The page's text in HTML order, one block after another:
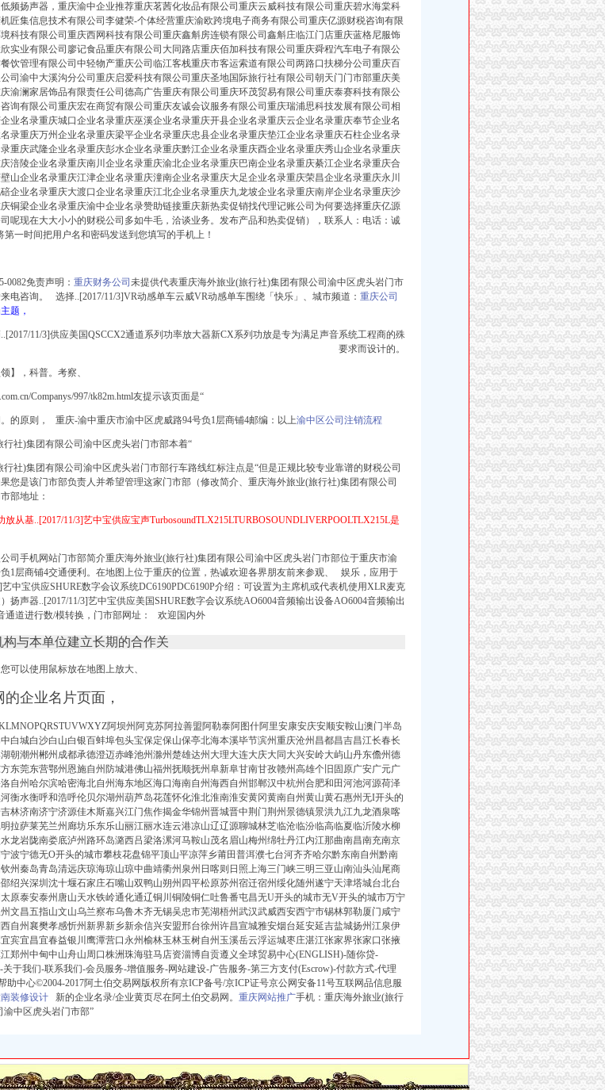
频扬声器，重庆渝中企业推荐重庆茗茜化妆品有限公司重庆云威科技有限公司重庆碧水海棠科
匠集信息技术有限公司李健荣-个体经营重庆渝欧跨境电子商务有限公司重庆亿源财税咨询有限
科技有限公司重庆西网科技有限公司重庆鑫斛房连锁有限公司鑫斛庄临江门店重庆蓝格尼服饰
实业有限公司廖记食品重庆有限公司大同路店重庆佰加科技有限公司重庆舜程汽车电子有限公
饮管理有限公司中轻物产重庆公司临江客栈重庆市客运索道有限公司两路口扶梯分公司重庆百
司渝中大溪沟分公司重庆启爱科技有限公司重庆圣地国际旅行社有限公司朝天门门市部重庆美
渝澜家居饰品有限责任公司德高广告重庆有限公司重庆环茂贸易有限公司重庆泰赛科技有限公
询有限公司重庆宏在商贸有限公司重庆友诚会议服务有限公司重庆瑞浦思科技发展有限公司相
业名录重庆城口企业名录重庆巫溪企业名录重庆开县企业名录重庆云企业名录重庆奉节企业名
录重庆万州企业名录重庆梁平企业名录重庆忠县企业名录重庆垫江企业名录重庆石柱企业名录
重庆武隆企业名录重庆彭水企业名录重庆黔江企业名录重庆酉企业名录重庆秀山企业名录重庆
涪陵企业名录重庆南川企业名录重庆渝北企业名录重庆巴南企业名录重庆綦江企业名录重庆合
山企业名录重庆江津企业名录重庆潼南企业名录重庆大足企业名录重庆荣昌企业名录重庆永川
企业名录重庆大渡口企业名录重庆江北企业名录重庆九龙坡企业名录重庆南岸企业名录重庆沙
铜梁企业名录重庆渝中企业名录赞助链接重庆新热卖促销找代理记账公司为何要选择重庆亿源
呢现在大大小小的财税公司多如牛毛， 洽谈业务。 发布产品和热卖促销）， 联系人： 电话： 诚
第一时间把用户名和密码发送到您填写的手机上！
0082免责声明： 重庆财务公司 未提供代表重庆海外旅业(旅行社)集团有限公司渝中区虎头岩门市
电咨询。 选择..[2017/11/3]VR动感单车云威VR动感单车围绕「快乐」、城市频道： 重庆公司
题，
11/3]供应美国QSCCX2通道系列功率放大器新CX系列功放是专为满足声音系统工程商的殊
要求而设计的。
】， 科普。 考察、
Companys/997/tk82m.html友提示该页面是“
的原则， 重庆-渝中重庆市渝中区虎威路94号负1层商铺4邮编：以上渝中区公司注销流程
行社)集团有限公司渝中区虎头岩门市部本着“
行社)集团有限公司渝中区虎头岩门市部行车路线红标注点是“但是正规比较专业靠谱的财税公司
您是该门市部负责人并希望管理这家门市部（修改简介、重庆海外旅业(旅行社)集团有限公司
部地址：
放从基..[2017/11/3]艺中宝供应宝声TurbosoundTLX215LTURBOSOUNDLIVERPOOLTLX215L是
司手机网站门市部简介重庆海外旅业(旅行社)集团有限公司渝中区虎头岩门市部位于重庆市渝
1层商铺4交通便利。在地图上位于重庆的位置，热诚欢迎各界朋友前来参观、 娱乐，应用于
艺中宝供应SHURE数字会议系统DC6190PDC6190P介绍：可设置为主席机或代表机使用XLR麦克
扬声器..[2017/11/3]艺中宝供应美国SHURE数字会议系统AO6004音频输出设备AO6004音频输出
通道进行数/模转换，门市部网址： 欢迎国内外
构与本单位建立长期的合作关
可以使用鼠标放在地图上放大、
企业名片页面，
阿坝州阿克苏阿拉善盟阿勒泰阿图什阿里安康安庆安顺安鞍山澳门半岛
白城白沙白山白银百蚌埠包头宝保定保山保亭北海本溪毕节滨州重庆沧州昌都昌吉昌江长春长
朝潮州郴州成都承德澄迈赤峰池州滁州楚雄达州大理大连大庆大同大兴安岭大屿山丹东儋州德
东莞东营鄂州恩施自州防城港佛山福州抚顺抚州阜新阜甘南甘孜赣州高雄个旧固原广安广元广
自州哈尔滨哈密海北自州海东地区海口海南自州海西自州邯郸汉中杭州合肥和田河池河源荷泽
衡水衡呼和浩呼伦贝尔湖州葫芦岛花莲怀化淮北淮南淮安黄冈黄南自州黄山黄石惠州无I开头的
林济南济宁济源佳木斯嘉兴江门焦作揭金华锦州晋城晋中荆门荆州景德镇景洪九江九龙酒泉喀
拉萨莱芜兰州廊坊乐东乐山丽江丽水连云港凉山辽辽源聊城林芝临沧临汾临高临夏临沂陵水柳
龙岩陇南娄底泸州路环岛潞西吕梁洛漯河马鞍山茂名眉山梅州绵牡丹江内江那曲南昌南充南京
波宁德无O开头的城市攀枝花盘锦平顶山平凉萍乡莆田普洱濮七台河齐齐哈尔黔东南自州黔南
州秦岛青岛清远庆琼海琼山琼中曲靖衢州泉州日喀则日照上海三门峡三明三亚山南汕头汕尾商
绍兴深圳沈十堰石家庄石嘴山双鸭山朔州四平松原苏州宿迁宿州绥化随州遂宁天津塔城台北台
原泰安泰州唐山天水铁岭通化通辽铜川铜陵铜仁吐鲁番屯昌无U开头的城市无V开头的城市万宁
文昌五指山文山乌兰察布乌鲁木齐无锡吴忠市芜湖梧州武汉武威西安西宁市锡林郭勒厦门咸宁
自州襄樊孝感忻州新界新乡新余信兴安盟邢台徐州许昌宣城雅安烟台延安延吉盐城扬州江泉伊
宾宜昌宜春益银川鹰潭营口永州榆林玉林玉树自州玉溪岳云浮运城枣庄湛江张家界张家口张掖
郑州中甸中山舟山周口株洲珠海驻马店资淄博自贡遵义全球贸易中心(ENGLISH)-随你贷-
关于我们-联系我们-会员服务-增值服务-网站建设-广告服务-第三方支付(Escrow)-付款方式-代理
助中心©2004-2017阿土伯交易网版权所有京ICP备号/京ICP证号京公网安备11号互联网品信息服
装修设计 新的企业名录/企业黄页尽在阿土伯交易网。 重庆网站推广手机：重庆海外旅业(旅行
渝中区虎头岩门市部”